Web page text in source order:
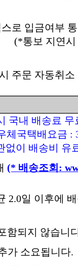
로 입금여부
통보 지연시
주문 자동취
국내 배송료
체국택배요금 :
없이 배송비 유
(* 배송조회:
2.0일 이후에
함되지 않습니
가 소요됩니다.